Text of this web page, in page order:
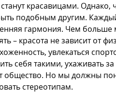
красавицами.
подобным другим.
гармония. Чем
– красота не зависит от
увлекаться
себя такими, ухаживать
общество. Но мы должны
стереотипам.